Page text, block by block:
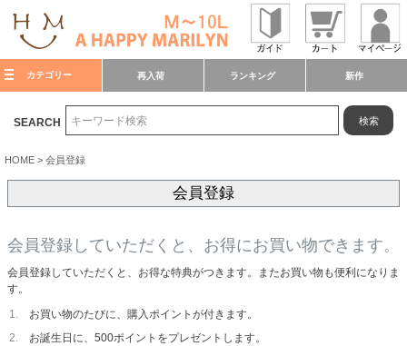
カテゴリー 再入荷 ランキング 新作
SEARCH 検索
HOME 会員登録
会員登録
会員登録していただくと、お得にお買い物できます。
会員登録していただくと、お得な特典がつきます。またお買い物も便利になりま
す。
お買い物のたびに、購入ポイントが付きます。
お誕生日に、500ポイントをプレゼントします。